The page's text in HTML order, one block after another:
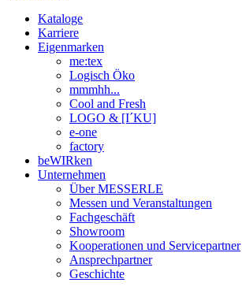
Kataloge
Karriere
Eigenmarken
me:tex
Logisch Öko
mmmhh...
Cool and Fresh
LOGO & [I´KU]
e-one
factory
beWIRken
Unternehmen
Über MESSERLE
Messen und Veranstaltungen
Fachgeschäft
Showroom
Kooperationen und Servicepartner
Ansprechpartner
Geschichte